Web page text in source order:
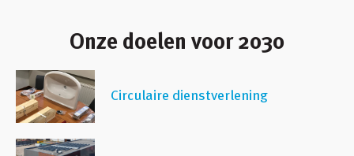
Onze doelen voor 2030
Circulaire dienstverlening